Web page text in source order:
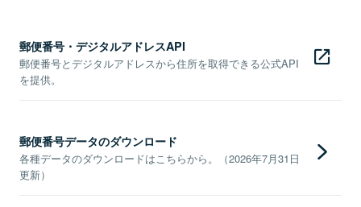
郵便番号・デジタルアドレスAPI
郵便番号とデジタルアドレスから住所を取得できる公式API
を提供。
郵便番号データのダウンロード
各種データのダウンロードはこちらから。（2026年7月31日
更新）